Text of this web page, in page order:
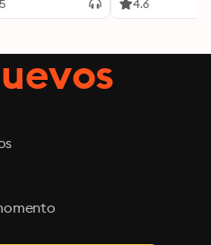
se unen en esta
la España profunda en la
a una serie de
lentamente y todavía
Una trama donde los
su condición de
4.6